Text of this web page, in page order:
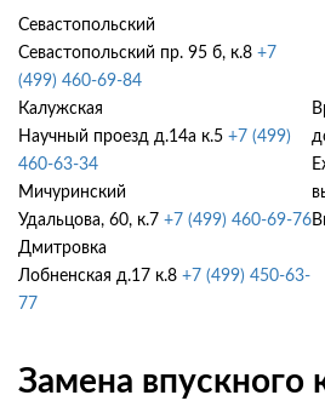
Севастопольский
Севастопольский пр. 95 б, к.8 +7
(499) 460-69-84
Калужская
Научный проезд д.14а к.5 +7 (499)
460-63-34
Мичуринский
Удальцова, 60, к.7 +7 (499) 460-69-76
Дмитровка
Лобненская д.17 к.8 +7 (499) 450-63-
77
Замена впускного